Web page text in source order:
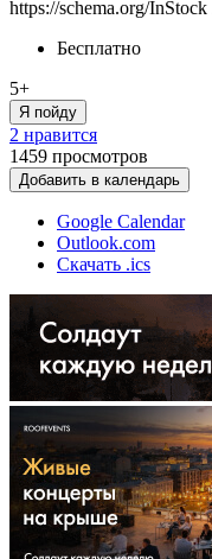
https://schema.org/InStock
Бесплатно
5+
Я пойду
2 нравится
1459 просмотров
Добавить в календарь
Google Calendar
Outlook.com
Скачать .ics